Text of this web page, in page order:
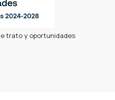
trato y oportunidades